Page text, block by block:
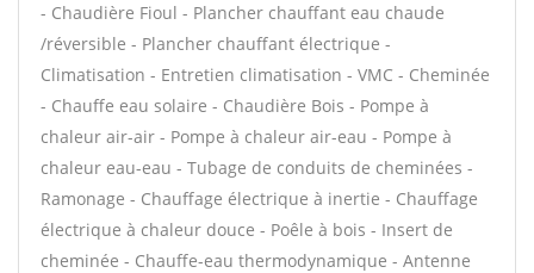
- Chaudière Fioul - Plancher chauffant eau chaude
/réversible - Plancher chauffant électrique -
Climatisation - Entretien climatisation - VMC - Cheminée
- Chauffe eau solaire - Chaudière Bois - Pompe à
chaleur air-air - Pompe à chaleur air-eau - Pompe à
chaleur eau-eau - Tubage de conduits de cheminées -
Ramonage - Chauffage électrique à inertie - Chauffage
électrique à chaleur douce - Poêle à bois - Insert de
cheminée - Chauffe-eau thermodynamique - Antenne